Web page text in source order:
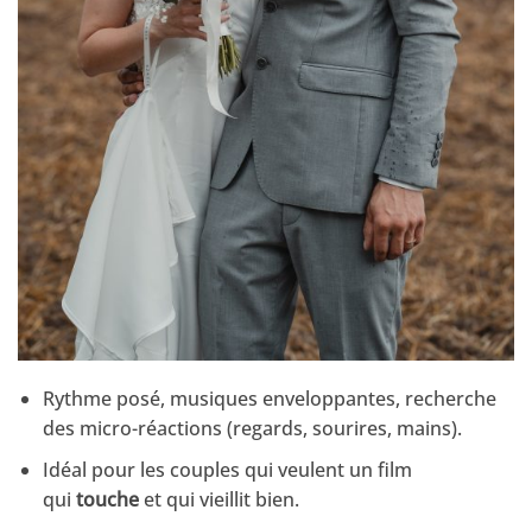
Rythme posé, musiques enveloppantes, recherche
des micro-réactions (regards, sourires, mains).
Idéal pour les couples qui veulent un film
qui toucheet qui vieillit bien.